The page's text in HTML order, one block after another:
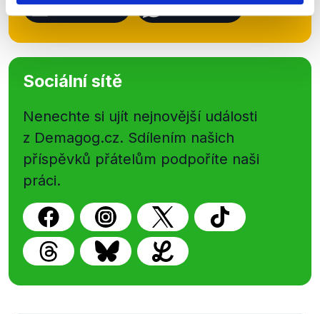
Newsletter WhatsApp
Sociální sítě
Nenechte si ujít nejnovější události
z Demagog.cz. Sdílením našich
příspěvků přátelům podpoříte naši
práci.